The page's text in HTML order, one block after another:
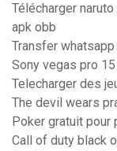
Télécharger
apk obb
Transfer
Sony vegas pro
Telecharger des
The devil wears
Poker gratuit pour
Call of duty black